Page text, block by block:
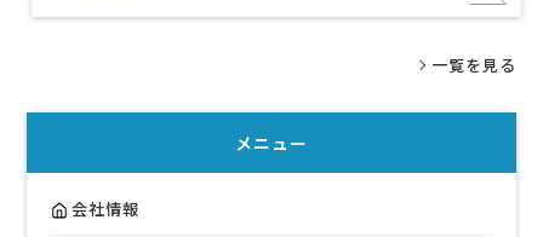
一覧を見る
メニュー
会社情報